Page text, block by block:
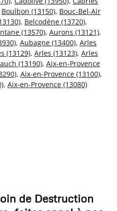
Boulbon (13150), Bouc-Bel-Air
, Belcodène (13720),
(13570), Aurons (13121),
, Aubagne (13400), Arles
(13129), Arles (13123), Arles
(13190), Aix-en-Provence
, Aix-en-Provence (13100),
, Aix-en-Provence (13080)
de Destruction